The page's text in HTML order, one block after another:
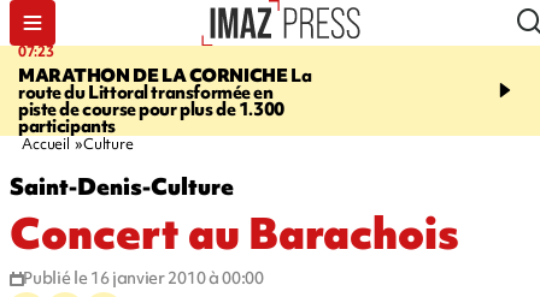
07:23
MARATHON DE LA CORNICHELa
route du Littoral transformée en
piste de course pour plus de 1.300
participants
08:37
braderie de l'océan
Accueil Culture
Saint-Denis-Culture
Concert au Barachois
Publié le 16 janvier 2010 à 00:00